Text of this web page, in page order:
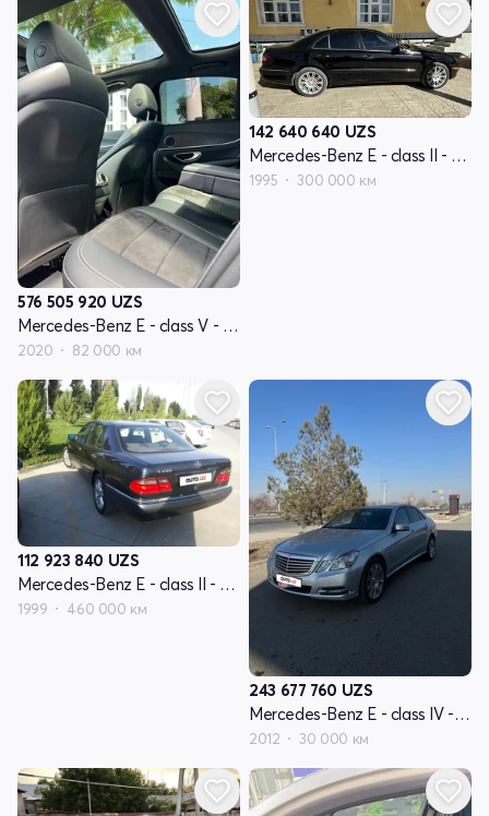
576 505 920 UZS
Mercedes-Benz E - class V - поколение W213
2020 82 000 км
142 640 640 UZS
Mercedes-Benz E - class II - поколение W210
1995 300 000 км
112 923 840 UZS
Mercedes-Benz E - class II - поколение W210
1999 460 000 км
243 677 760 UZS
Mercedes-Benz E - class IV - поколение W212
2012 30 000 км